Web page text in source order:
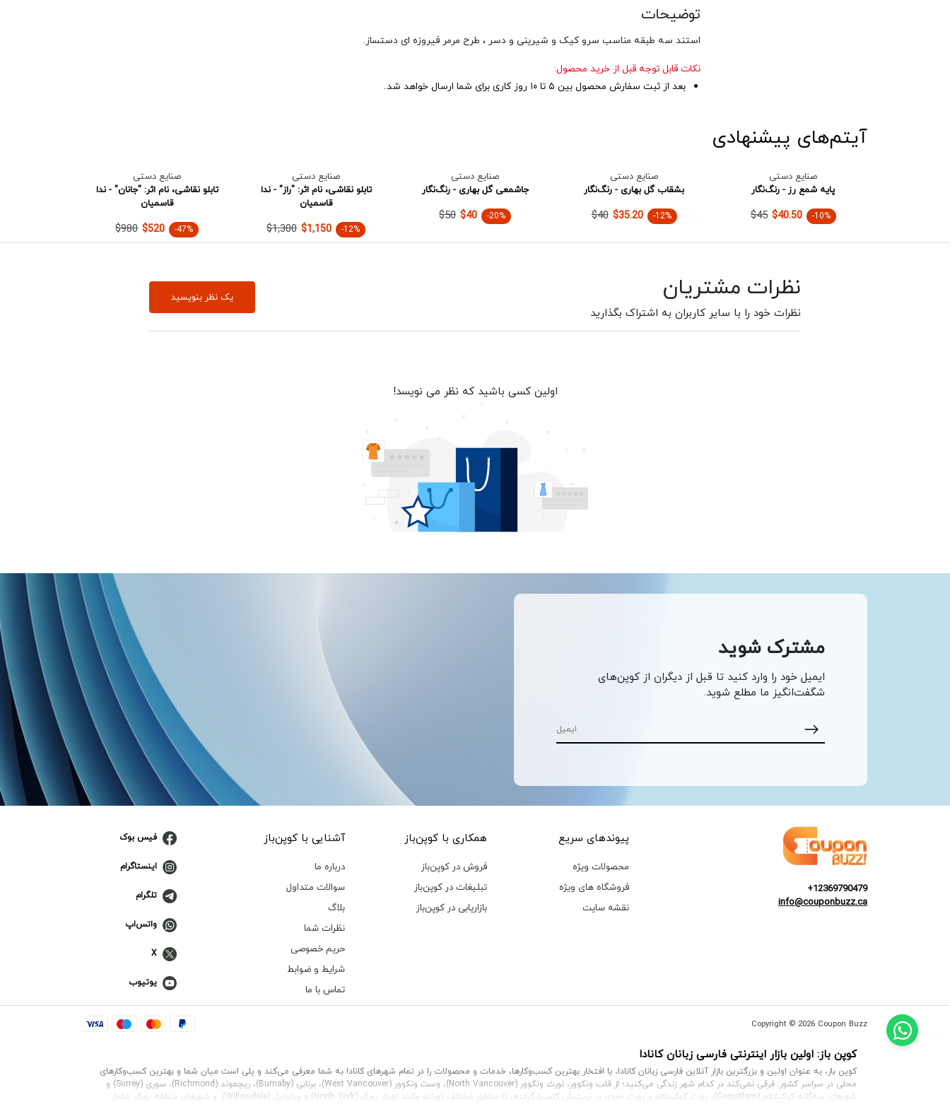
توضیحات
استند سه طبقه مناسب سرو کیک و شیرینی و دسر ، طرح مرمر فیروزه ای دستساز.
نکات قابل توجه قبل از خرید محصول:
بعد از ثبت سفارش محصول بین ۵ تا ۱۰ روز کاری برای شما ارسال خواهد شد.
آیتم‌های پیشنهادی
صنایع دستی
پایه شمع رز - رنگ‌نگار
$45 $40.50 -10%
صنایع دستی
بشقاب گل بهاری - رنگ‌نگار
$40 $35.20 -12%
صنایع دستی
جاشمعی گل بهاری - رنگ‌نگار
$50 $40 -20%
صنایع دستی
تابلو نقاشی، نام اثر: "راز" - ندا
قاسمیان
$1,300 $1,150 -12%
صنایع دستی
تابلو نقاشی، نام اثر: "جانان" - ندا
قاسمیان
$980 $520 -47%
نظرات مشتریان
نظرات خود را با سایر کاربران به اشتراک بگذارید
یک نظر بنویسید
اولین کسی باشید که نظر می نویسد!
مشترک شوید
ایمیل خود را وارد کنید تا قبل از دیگران از کوپن‌های
شگفت‌انگیز ما مطلع شوید.
+12369790479
info@couponbuzz.ca
پیوند‌های سریع
محصولات ویژه
فروشگاه های ویژه
نقشه سایت
همکاری با کوپن‌باز
فروش در کوپن‌باز
تبلیغات در کوپن‌باز
بازاریابی در کوپن‌باز
آشنایی با کوپن‌باز
درباره ما
سوالات متداول
بلاگ
نظرات شما
حریم خصوصی
شرایط و ضوابط
تماس با ما
فیس بوک
اینستاگرام
تلگرام
واتس‌اپ
X
یوتیوب
Copyright © 2026 Coupon Buzz
کوپن باز: اولین بازار اینترنتی فارسی زبانان کانادا
کوپن باز، به عنوان اولین و بزرگترین بازار آنلاین فارسی زبانان کانادا، با افتخار بهترین کسب‌وکارها، خدمات و محصولات را در تمام شهرهای کانادا به شما معرفی می‌کند و پلی است میان شما و بهترین کسب‌وکارهای
محلی در سراسر کشور. فرقی نمی‌کند در کدام شهر زندگی می‌کنید؛ از قلب ونکوور، نورث ونکوور (North Vancouver) ، وست ونکوور (West Vancouver) ، برنابی (Burnaby) ، ریچموند (Richmond) ، سوری (Surrey)
و
شهرهای سه‌گانه کوکیتلام (Coquitlam) پورت کوکیتلام و پورت مودی در بریتیش کلمبیا گرفته، تا مناطق مختلف تورنتو مانند نورث یورک (North York) و ویلودیل (Willowdale)
، و شهرهای منطقه یورک شامل